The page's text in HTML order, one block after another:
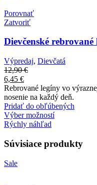
Porovnať
Zatvoriť
Dievčenské
Výpredaj, Dievčatá
12,90€
6,45 €
Rebrované legíny vo
nosenie na každý deň.
Pridať do obľúbených
Výber možností
Rýchly náhľad
Súvisiace produkty
Sale